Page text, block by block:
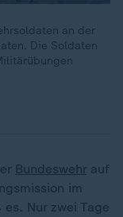
an der
Die Soldaten
Bundeswehr auf
im
Nur zwei Tage